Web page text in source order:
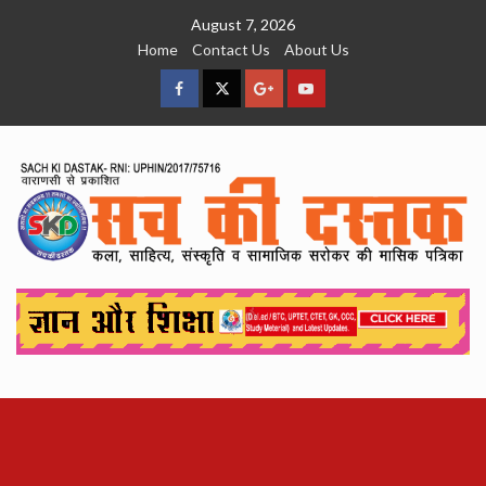
August 7, 2026
Home
Contact Us About Us
facebookTwitterGoogleYouTube